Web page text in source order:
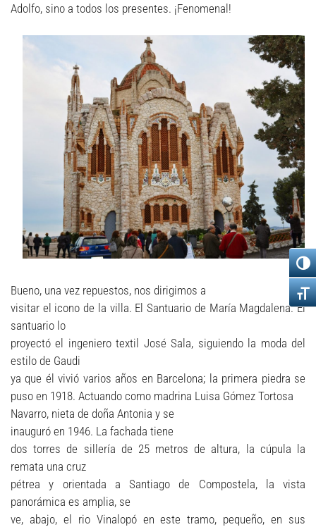
Adolfo, sino a todos los presentes. ¡Fenomenal!
Bueno, una vez repuestos, nos dirigimos a
visitar el icono de la villa. El Santuario de María Magdalena. El
santuario lo
proyectó el ingeniero textil José Sala, siguiendo la moda del
estilo de Gaudi
ya que él vivió varios años en Barcelona; la primera piedra se
puso en 1918. Actuando como madrina Luisa Gómez Tortosa
Navarro, nieta de doña Antonia y se
inauguró en 1946. La fachada tiene
dos torres de sillería de 25 metros de altura, la cúpula la
remata una cruz
pétrea y orientada a Santiago de Compostela, la vista
panorámica es amplia, se
ve, abajo, el rio Vinalopó en este tramo, pequeño, en sus